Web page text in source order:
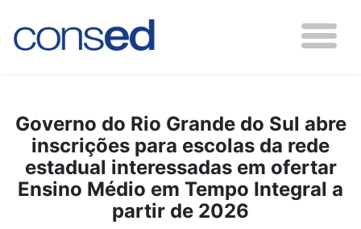
Governo do Rio Grande do Sul abre
inscrições para escolas da rede
estadual interessadas em ofertar
Ensino Médio em Tempo Integral a
partir de 2026